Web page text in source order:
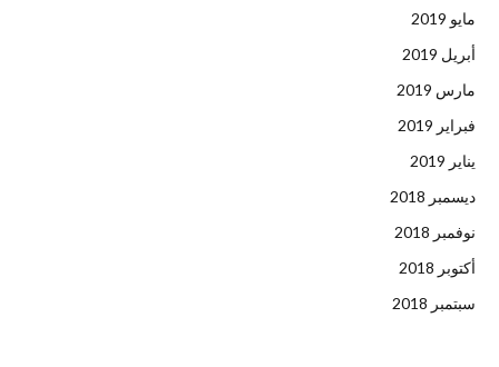
مايو 2019
أبريل 2019
مارس 2019
فبراير 2019
يناير 2019
ديسمبر 2018
نوفمبر 2018
أكتوبر 2018
سبتمبر 2018